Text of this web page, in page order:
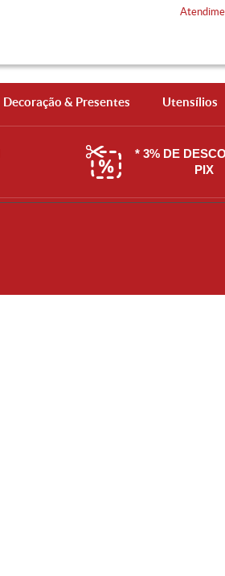
Decoração & Presentes Utensílios
* 3% DE
PIX